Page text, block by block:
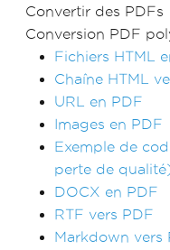
Convertir des PDFs
Conversion PDF
Fichiers HTML
Chaîne HTML
URL en PDF
Images en PDF
Exemple de
perte de
DOCX en PDF
RTF vers PDF
Markdown vers